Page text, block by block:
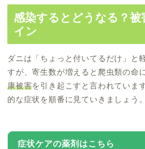
感染するとどうなる？被
イン
ダニは「ちょっと付いてるだけ」と
すが、寄生数が増えると爬虫類の命
康被害を引き起こすと言われていま
的な症状を順番に見ていきましょう。
症状ケアの薬剤はこちら